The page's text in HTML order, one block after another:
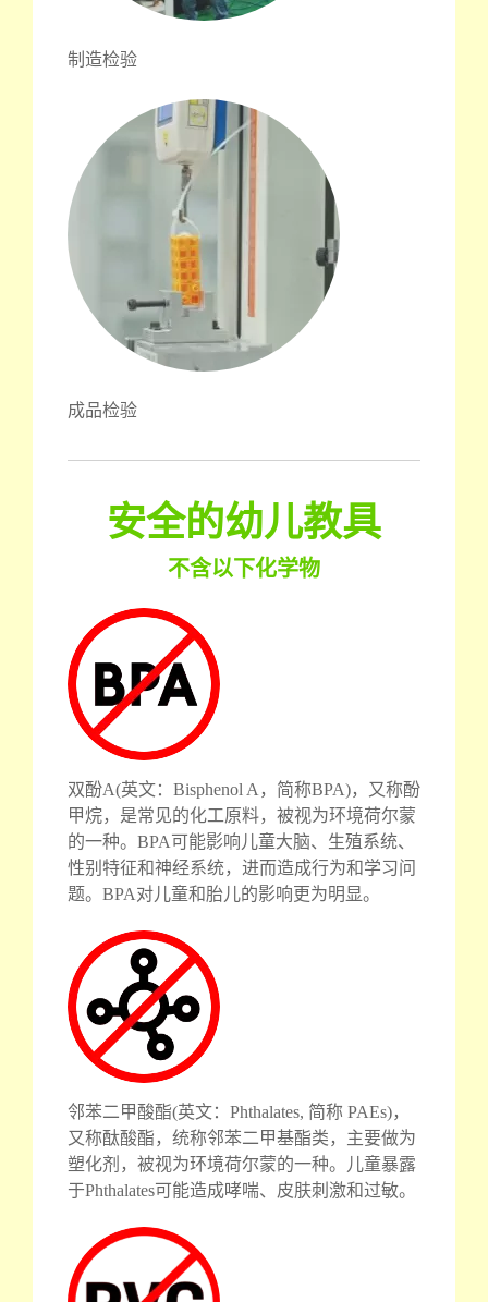
制造检验
成品检验
安全的幼儿教具
不含以下化学物
双酚A(英文：Bisphenol A，简称BPA)，又称酚
甲烷，是常见的化工原料，被视为环境荷尔蒙
的一种。BPA可能影响儿童大脑、生殖系统、
性别特征和神经系统，进而造成行为和学习问
题。BPA对儿童和胎儿的影响更为明显。
邻苯二甲酸酯(英文：Phthalates, 简称 PAEs)，
又称酞酸酯，统称邻苯二甲基酯类，主要做为
塑化剂，被视为环境荷尔蒙的一种。儿童暴露
于Phthalates可能造成哮喘、皮肤刺激和过敏。